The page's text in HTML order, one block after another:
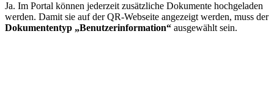
Ja. Im Portal können jederzeit zusätzliche Dokumente hochgeladen
werden. Damit sie auf der QR‑Webseite angezeigt werden, muss der
Dokumententyp „Benutzerinformation“ ausgewählt sein.